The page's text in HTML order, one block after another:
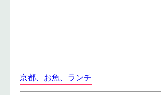
京都、お魚、ランチ